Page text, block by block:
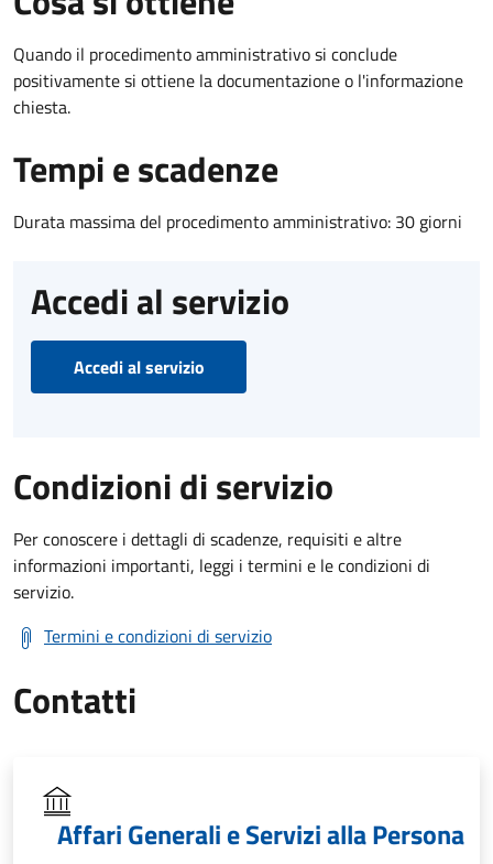
Quando il procedimento amministrativo si conclude
positivamente si ottiene la documentazione o l'informazione
chiesta.
Tempi e scadenze
Durata massima del procedimento amministrativo: 30 giorni
Accedi al servizio
Accedi al servizio
Condizioni di servizio
Per conoscere i dettagli di scadenze, requisiti e altre
informazioni importanti, leggi i termini e le condizioni di
servizio.
Termini e condizioni di servizio
Contatti
Affari Generali e Servizi alla Persona